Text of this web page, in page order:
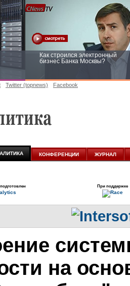
Как строился электронный
бизнес Банка Москвы?
Twitter (topnews) Facebook
КОНФЕРЕНЦИИ ЖУРНАЛ
При поддержке
на